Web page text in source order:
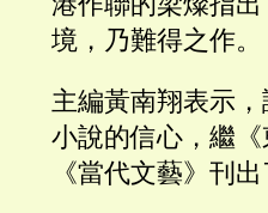
境，乃難得之作。
主編黃南翔表示
小說的信心，繼
《當代文藝》刊